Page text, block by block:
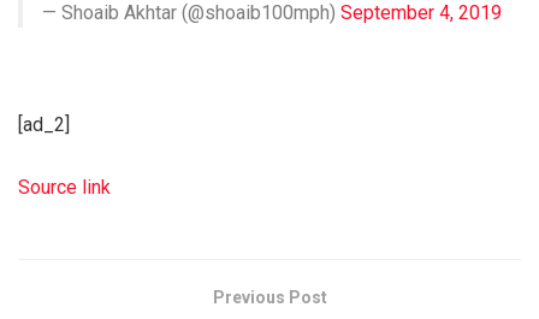
— Shoaib Akhtar (@shoaib100mph) September 4, 2019
[ad_2]
Source link
Previous Post